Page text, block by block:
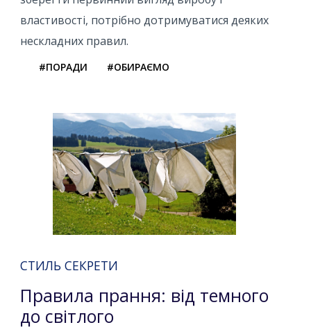
властивості, потрібно дотримуватися деяких
нескладних правил.
#ПОРАДИ #ОБИРАЄМО
СТИЛЬ СЕКРЕТИ
Правила прання: від темного
до світлого